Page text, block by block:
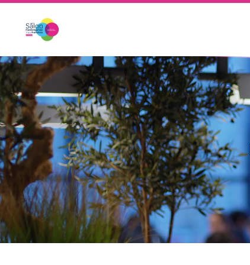
Skip to main content